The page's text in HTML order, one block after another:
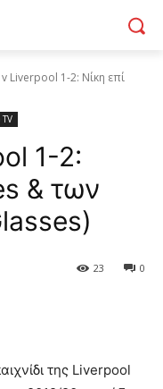
Liverpool 1-2: Νίκη επί
1-2:
& των
0
23
της Liverpool